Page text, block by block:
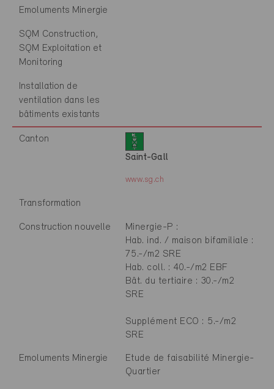
Emoluments Minergie
SQM Construction,
SQM Exploitation et
Monitoring
Installation de
ventilation dans les
bâtiments existants
Canton
Saint-Gall
www.sg.ch
Transformation
Construction nouvelle
Minergie-P :
Hab. ind. / maison bifamiliale :
75.-/m2 SRE
Hab. coll. : 40.-/m2 EBF
Bât. du tertiaire : 30.-/m2
SRE
Supplément ECO : 5.-/m2
SRE
Emoluments Minergie
Etude de faisabilité Minergie-
Quartier